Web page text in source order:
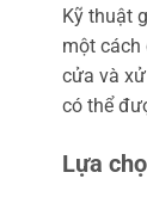
Kỹ thuật
một cách
cửa và
có thể
Lựa